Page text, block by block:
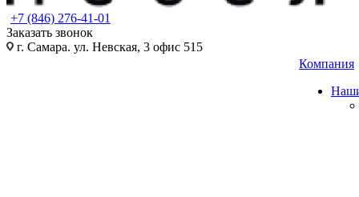
+7 (846) 276-41-01
Заказать звонок
г. Самара. ул. Невская, 3 офис 515
Компания